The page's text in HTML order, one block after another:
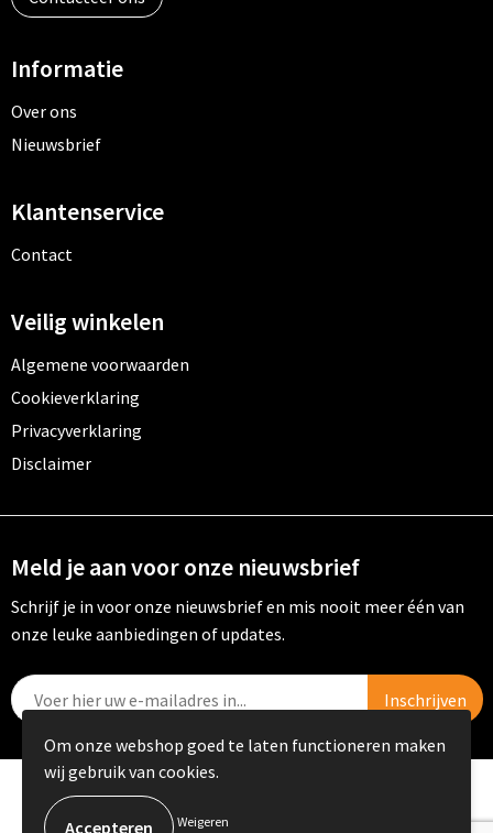
Informatie
Over ons
Nieuwsbrief
Klantenservice
Contact
Veilig winkelen
Algemene voorwaarden
Cookieverklaring
Privacyverklaring
Disclaimer
Meld je aan voor onze nieuwsbrief
Schrijf je in voor onze nieuwsbrief en mis nooit meer één van
onze leuke aanbiedingen of updates.
© Copyright PRIKKELS B.V. 2023
Om onze webshop goed te laten functioneren maken
wij gebruik van cookies.
Weigeren